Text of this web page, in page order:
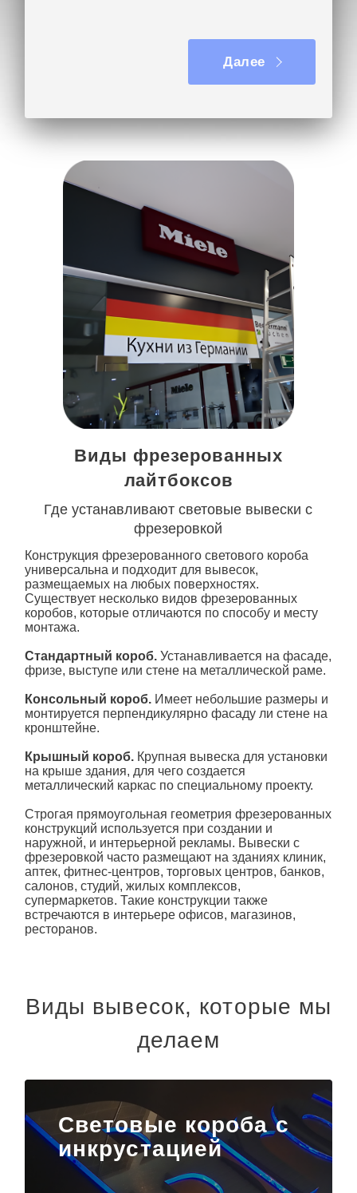
Далее
Виды фрезерованных
лайтбоксов
Где устанавливают световые вывески с
фрезеровкой
Конструкция фрезерованного светового короба
универсальна и подходит для вывесок,
размещаемых на любых поверхностях.
Существует несколько видов фрезерованных
коробов, которые отличаются по способу и месту
монтажа.
Стандартный короб.Устанавливается на фасаде,
фризе, выступе или стене на металлической раме.
Консольный короб.Имеет небольшие размеры и
монтируется перпендикулярно фасаду ли стене на
кронштейне.
Крышный короб.Крупная вывеска для установки
на крыше здания, для чего создается
металлический каркас по специальному проекту.
Строгая прямоугольная геометрия фрезерованных
конструкций используется при создании и
наружной, и интерьерной рекламы. Вывески с
фрезеровкой часто размещают на зданиях клиник,
аптек, фитнес-центров, торговых центров, банков,
салонов, студий, жилых комплексов,
супермаркетов. Такие конструкции также
встречаются в интерьере офисов, магазинов,
ресторанов.
Виды вывесок, которые мы
делаем
Световые короба с
инкрустацией